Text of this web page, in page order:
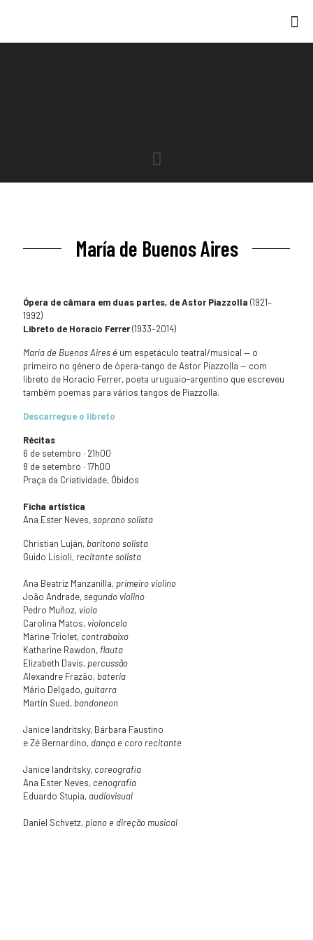
María de Buenos Aires
Ópera de câmara em duas partes, de Astor Piazzolla (1921–
1992)
Libreto de Horacio Ferrer(1933–2014)
María de Buenos Aires é um espetáculo teatral/musical — o
primeiro no género de ópera-tango de Astor Piazzolla — com
libreto de Horacio Ferrer, poeta uruguaio-argentino que escreveu
também poemas para vários tangos de Piazzolla.
Descarregue o libreto
Récitas
6 de setembro · 21h00
8 de setembro · 17h00
Praça da Criatividade, Óbidos
Ficha artística
Ana Ester Neves,soprano solista
Christian Luján, barítono solista
Guido Lisioli, recitante solista
Ana Beatriz Manzanilla, primeiro violino
João Andrade,segundo violino
Pedro Muñoz, viola
Carolina Matos, violoncelo
Marine Triolet, contrabaixo
Katharine Rawdon, flauta
Elizabeth Davis, percussão
Alexandre Frazão, bateria
Mário Delgado,guitarra
Martín Sued, bandoneon
Janice Iandritsky, Bárbara Faustino
e Zé Bernardino, dança e coro recitante
Janice Iandritsky, coreografia
Ana Ester Neves, cenografia
Eduardo Stupia,audiovisual
Daniel Schvetz, piano e direção musical